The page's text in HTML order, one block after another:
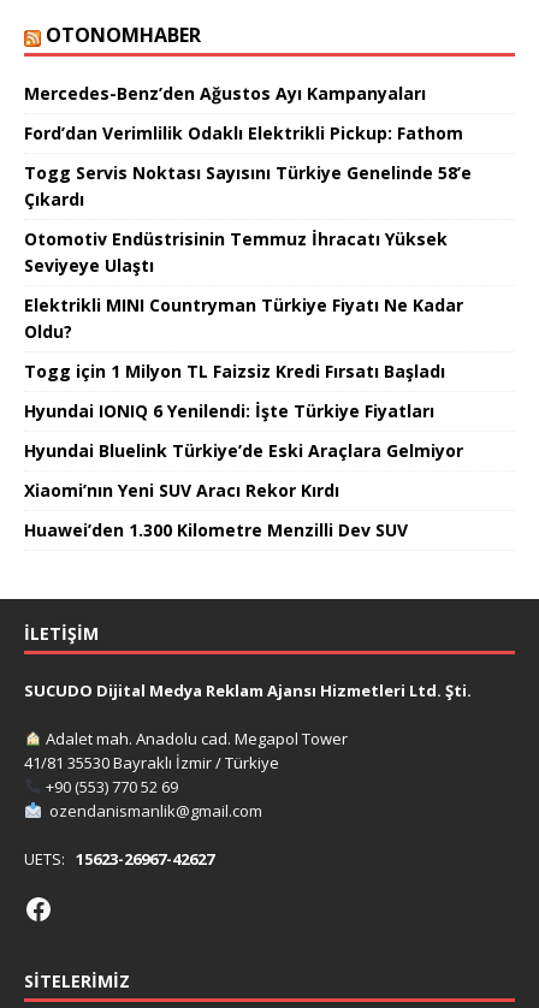
OTONOMHABER
Mercedes-Benz’den Ağustos Ayı Kampanyaları
Ford’dan Verimlilik Odaklı Elektrikli Pickup: Fathom
Togg Servis Noktası Sayısını Türkiye Genelinde 58’e
Çıkardı
Otomotiv Endüstrisinin Temmuz İhracatı Yüksek
Seviyeye Ulaştı
Elektrikli MINI Countryman Türkiye Fiyatı Ne Kadar
Oldu?
Togg için 1 Milyon TL Faizsiz Kredi Fırsatı Başladı
Hyundai IONIQ 6 Yenilendi: İşte Türkiye Fiyatları
Hyundai Bluelink Türkiye’de Eski Araçlara Gelmiyor
Xiaomi’nın Yeni SUV Aracı Rekor Kırdı
Huawei’den 1.300 Kilometre Menzilli Dev SUV
İLETIŞIM
SUCUDO Dijital Medya Reklam Ajansı Hizmetleri Ltd. Şti.
Adalet mah. Anadolu cad. Megapol Tower
41/81 35530 Bayraklı İzmir / Türkiye
+90 (553) 770 52 69
ozendanismanlik@gmail.com
UETS: 15623-26967-42627
SITELERIMIZ